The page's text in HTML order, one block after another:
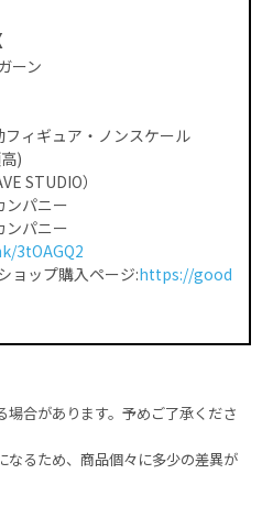
ーン
ギュア・ノンスケール
)
STUDIO）
パニー
パニー
3tOAGQ2
ョップ購入ページ:https://good
合があります。予めご了承くださ
るため、商品個々に多少の差異が